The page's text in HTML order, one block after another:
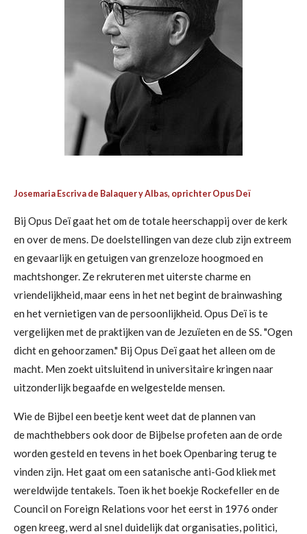
Josemaria Escriva de Balaquer y Albas, oprichter Opus Deï
Bij Opus Deï gaat het om de totale heerschappij over de kerk
en over de mens. De doelstellingen van deze club zijn extreem
en gevaarlijk en getuigen van grenzeloze hoogmoed en
machtshonger. Ze rekruteren met uiterste charme en
vriendelijkheid, maar eens in het net begint de brainwashing
en het vernietigen van de persoonlijkheid. Opus Deï is te
vergelijken met de praktijken van de Jezuïeten en de SS."Ogen
dicht en gehoorzamen." Bij Opus Deï gaat het alleen om de
macht. Men zoekt uitsluitend in universitaire kringen naar
uitzonderlijk begaafde en welgestelde mensen.
Wie de Bijbel een beetje kent weet dat de plannen van
demachthebbers ook door de Bijbelse profeten aan de orde
worden gesteld en tevens in het boek Openbaring terug te
vinden zijn. Het gaatom een satanische anti-God kliek met
wereldwijde tentakels. Toen ik het boekje Rockefeller en de
Council on Foreign Relations voor het eerst in 1976 onder
ogen kreeg, werd al snel duidelijk dat organisaties, politici,